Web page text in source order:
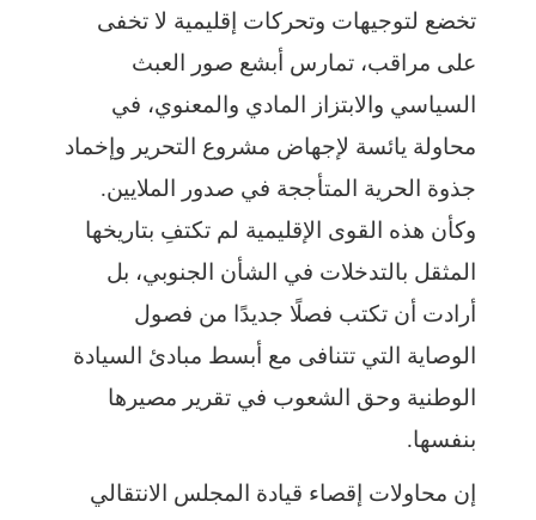
تخضع لتوجيهات وتحركات إقليمية لا تخفى
على مراقب، تمارس أبشع صور العبث
السياسي والابتزاز المادي والمعنوي، في
محاولة يائسة لإجهاض مشروع التحرير وإخماد
جذوة الحرية المتأججة في صدور الملايين.
وكأن هذه القوى الإقليمية لم تكتفِ بتاريخها
المثقل بالتدخلات في الشأن الجنوبي، بل
أرادت أن تكتب فصلًا جديدًا من فصول
الوصاية التي تتنافى مع أبسط مبادئ السيادة
الوطنية وحق الشعوب في تقرير مصيرها
بنفسها.
إن محاولات إقصاء قيادة المجلس الانتقالي